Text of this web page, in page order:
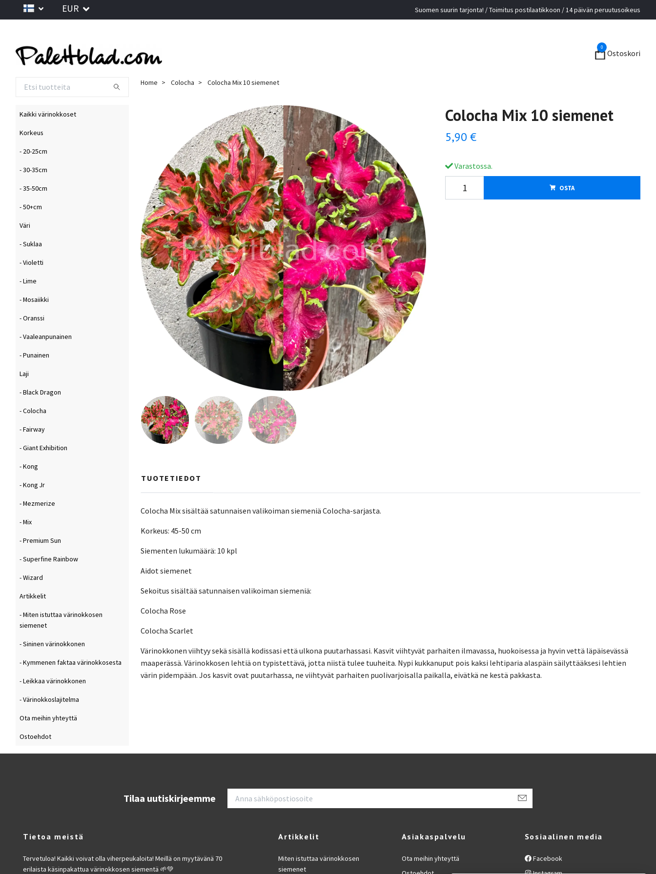
EUR Suomen suurin tarjonta! / Toimitus postilaatikkoon / 14 päivän peruutusoikeus
0
Ostoskori
Kaikki värinokkoset
Korkeus
- 20-25cm
- 30-35cm
- 35-50cm
- 50+cm
Väri
- Suklaa
- Violetti
- Lime
- Mosaiikki
- Oranssi
- Vaaleanpunainen
- Punainen
Laji
- Black Dragon
- Colocha
- Fairway
- Giant Exhibition
- Kong
- Kong Jr
- Mezmerize
- Mix
- Premium Sun
- Superfine Rainbow
- Wizard
Artikkelit
- Miten istuttaa värinokkosen
siemenet
- Sininen värinokkonen
- Kymmenen faktaa värinokkosesta
- Leikkaa värinokkonen
- Värinokkoslajitelma
Ota meihin yhteyttä
Ostoehdot
Home Colocha Colocha Mix 10 siemenet
Colocha Mix 10 siemenet
5,90 €
Varastossa.
OSTA
TUOTETIEDOT
Colocha Mix sisältää satunnaisen valikoiman siemeniä Colocha-sarjasta.
Korkeus: 45-50 cm
Siementen lukumäärä: 10 kpl
Aidot siemenet
Sekoitus sisältää satunnaisen valikoiman siemeniä:
Colocha Rose
Colocha Scarlet
Värinokkonen viihtyy sekä sisällä kodissasi että ulkona puutarhassasi. Kasvit viihtyvät parhaiten ilmavassa, huokoisessa ja hyvin vettä läpäisevässä
maaperässä. Värinokkosen lehtiä on typistettävä, jotta niistä tulee tuuheita. Nypi kukkanuput pois kaksi lehtiparia alaspäin säilyttääksesi lehtien
värin pidempään. Jos kasvit ovat puutarhassa, ne viihtyvät parhaiten puolivarjoisalla paikalla, eivätkä ne kestä pakkasta.
Tilaa uutiskirjeemme
Tietoa meistä
Tervetuloa! Kaikki voivat olla viherpeukaloita! Meillä on myytävänä 70
erilaista käsinpakattua värinokkosen siementä 🌱💚
Artikkelit
Miten istuttaa värinokkosen
siemenet
Asiakaspalvelu
Ota meihin yhteyttä
Sosiaalinen media
Facebook